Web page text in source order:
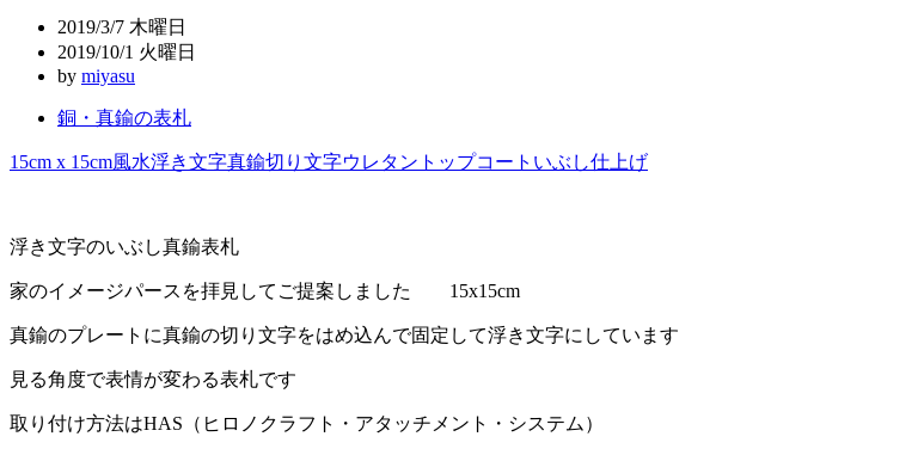
ョ
2019/3/7 木曜日
2019/10/1 火曜日
by miyasu
銅・真鍮の表札
15cm x 15cm風水浮き文字真鍮切り文字ウレタントップコート いぶし仕上げ
浮き文字のいぶし真鍮表札
家のイメージパースを拝見してご提案しました 15x15cm
真鍮のプレートに真鍮の切り文字をはめ込んで固定して浮き文字にしています
見る角度で表情が変わる表札です
取り付け方法はHAS（ヒロノクラフト・アタッチメント・システム）